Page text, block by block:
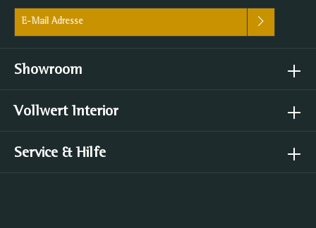
E-Mail-Adresse*
Showroom
Vollwert Interior
Service & Hilfe